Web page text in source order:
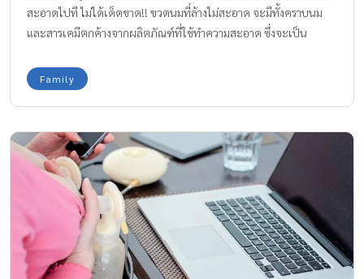
สะอาดไปที ไม่ได้เด็ดขาด!! ขวดนมที่ล้างไม่สะอาด จะมีทั้งคราบนม
และสารเคมีตกค้างจากผลิตภัณฑ์ที่ใช้ทำความสะอาด ซึ่งจะเป็น
Kids มี วิธีล้างขวดนมให้สะอาด พร้อมกับไอเทมใหม่ ผลิตภัณฑ์ล้างขวด
นม โคโดโม โอกานิคุ ที่เขาคิคค้นมาเพื่อขวดนมของเด็กโดยเฉพาะ
Family